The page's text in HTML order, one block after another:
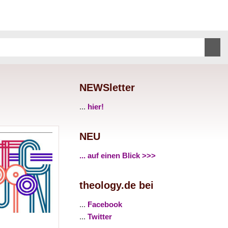
NEWSletter
... hier!
NEU
... auf einen Blick >>>
theology.de bei
... Facebook
... Twitter